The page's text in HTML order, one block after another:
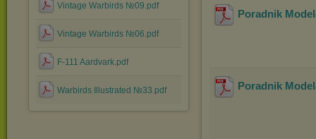
Vintage Warbirds №09.pdf
Vintage Warbirds №06.pdf
F-111 Aardvark.pdf
Warbirds Illustrated №33.pdf
Poradnik
Poradnik